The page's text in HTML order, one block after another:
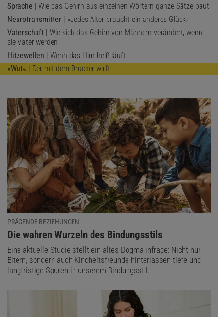
Sprache | Wie das Gehirn aus einzelnen Wörtern ganze Sätze baut
Neurotransmitter | »Jedes Alter braucht ein anderes Glück«
Vaterschaft | Wie sich das Gehirn von Männern verändert, wenn
sie Vater werden
Hitzewellen | Wenn das Hirn heiß läuft
»Wut« | Der mit dem Drucker wirft
PRÄGENDE BEZIEHUNGEN
:
Die wahren Wurzeln des Bindungsstils
Eine aktuelle Studie stellt ein altes Dogma infrage: Nicht nur
Eltern, sondern auch Kindheitsfreunde hinterlassen tiefe und
langfristige Spuren in unserem Bindungsstil.